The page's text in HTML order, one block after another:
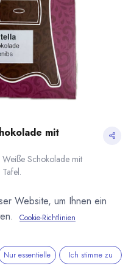
mit
Weiße Schokolade mit
Website, um Ihnen ein
Cookie-Richtlinien
Nur essentielle Ich stimme zu